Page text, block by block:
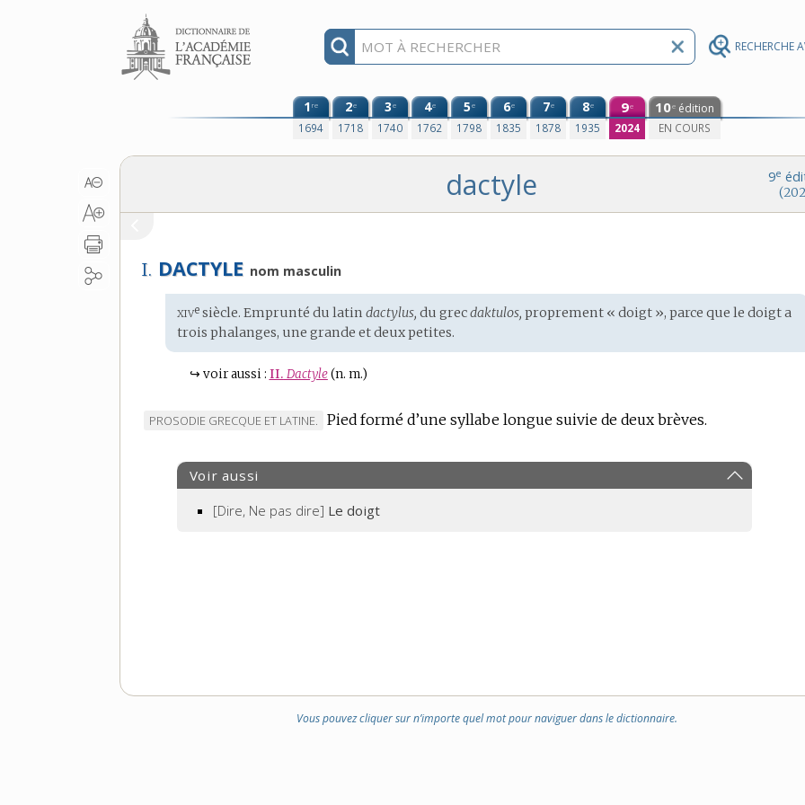
RECHERCHE
Aller au contenu
1re
1694
2e
1718
3e
1740
4e
1762
5e
1798
6e
1835
7e
1878
8e
1935
9e
2024
10e édition
EN COURS
9e
dactyle
I. DACTYLE nom masculin
Étymologie
:
xive siècle. Emprunté dulatin dactylus, dugrecdaktulos, proprement « doigt », parce que le doigt a
trois phalanges, une grande et deux petites.
↪ voir aussi : II. Dactyle(n. m.)
MARQUE
DOMAINE
PROSODIE GRECQUE ET LATINE. Pied formé d’une syllabe longue suivie de deux brèves.
Voir aussi
[Dire, Ne pas dire] Le doigt
Vous pouvez cliquer sur n’importe quel mot pour naviguer dans le dictionnaire.